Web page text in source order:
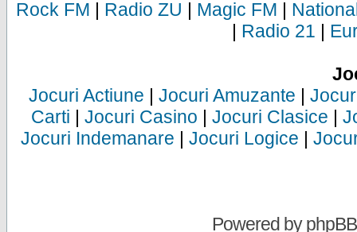
Rock FM | Radio ZU | Magic FM |
| Radio 21 |
Jocuri Actiune | Jocuri Amuzante |
Carti | Jocuri Casino | Jocuri Clasice |
Jocuri Indemanare | Jocuri Logice |
Powered byphpBB